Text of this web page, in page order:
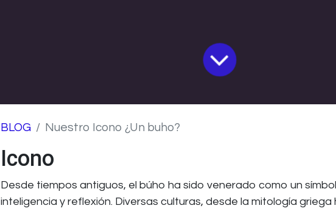
BLOG Nuestro Icono ¿Un buho?
Icono
Desde tiempos antiguos, el búho ha sido venerado como un
inteligencia y reflexión. Diversas culturas, desde la mitología